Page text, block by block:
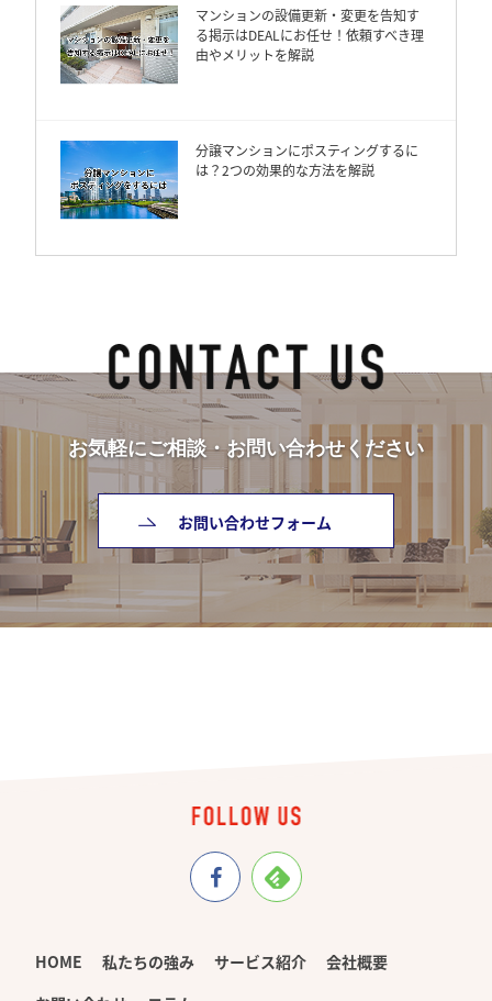
マンションの設備更新・変更を告知す
る掲示はDEALにお任せ！依頼すべき理
由やメリットを解説
分譲マンションにポスティングするに
は？2つの効果的な方法を解説
お気軽にご相談・お問い合わせください
お問い合わせフォーム
HOME 私たちの強み サービス紹介
会社概要